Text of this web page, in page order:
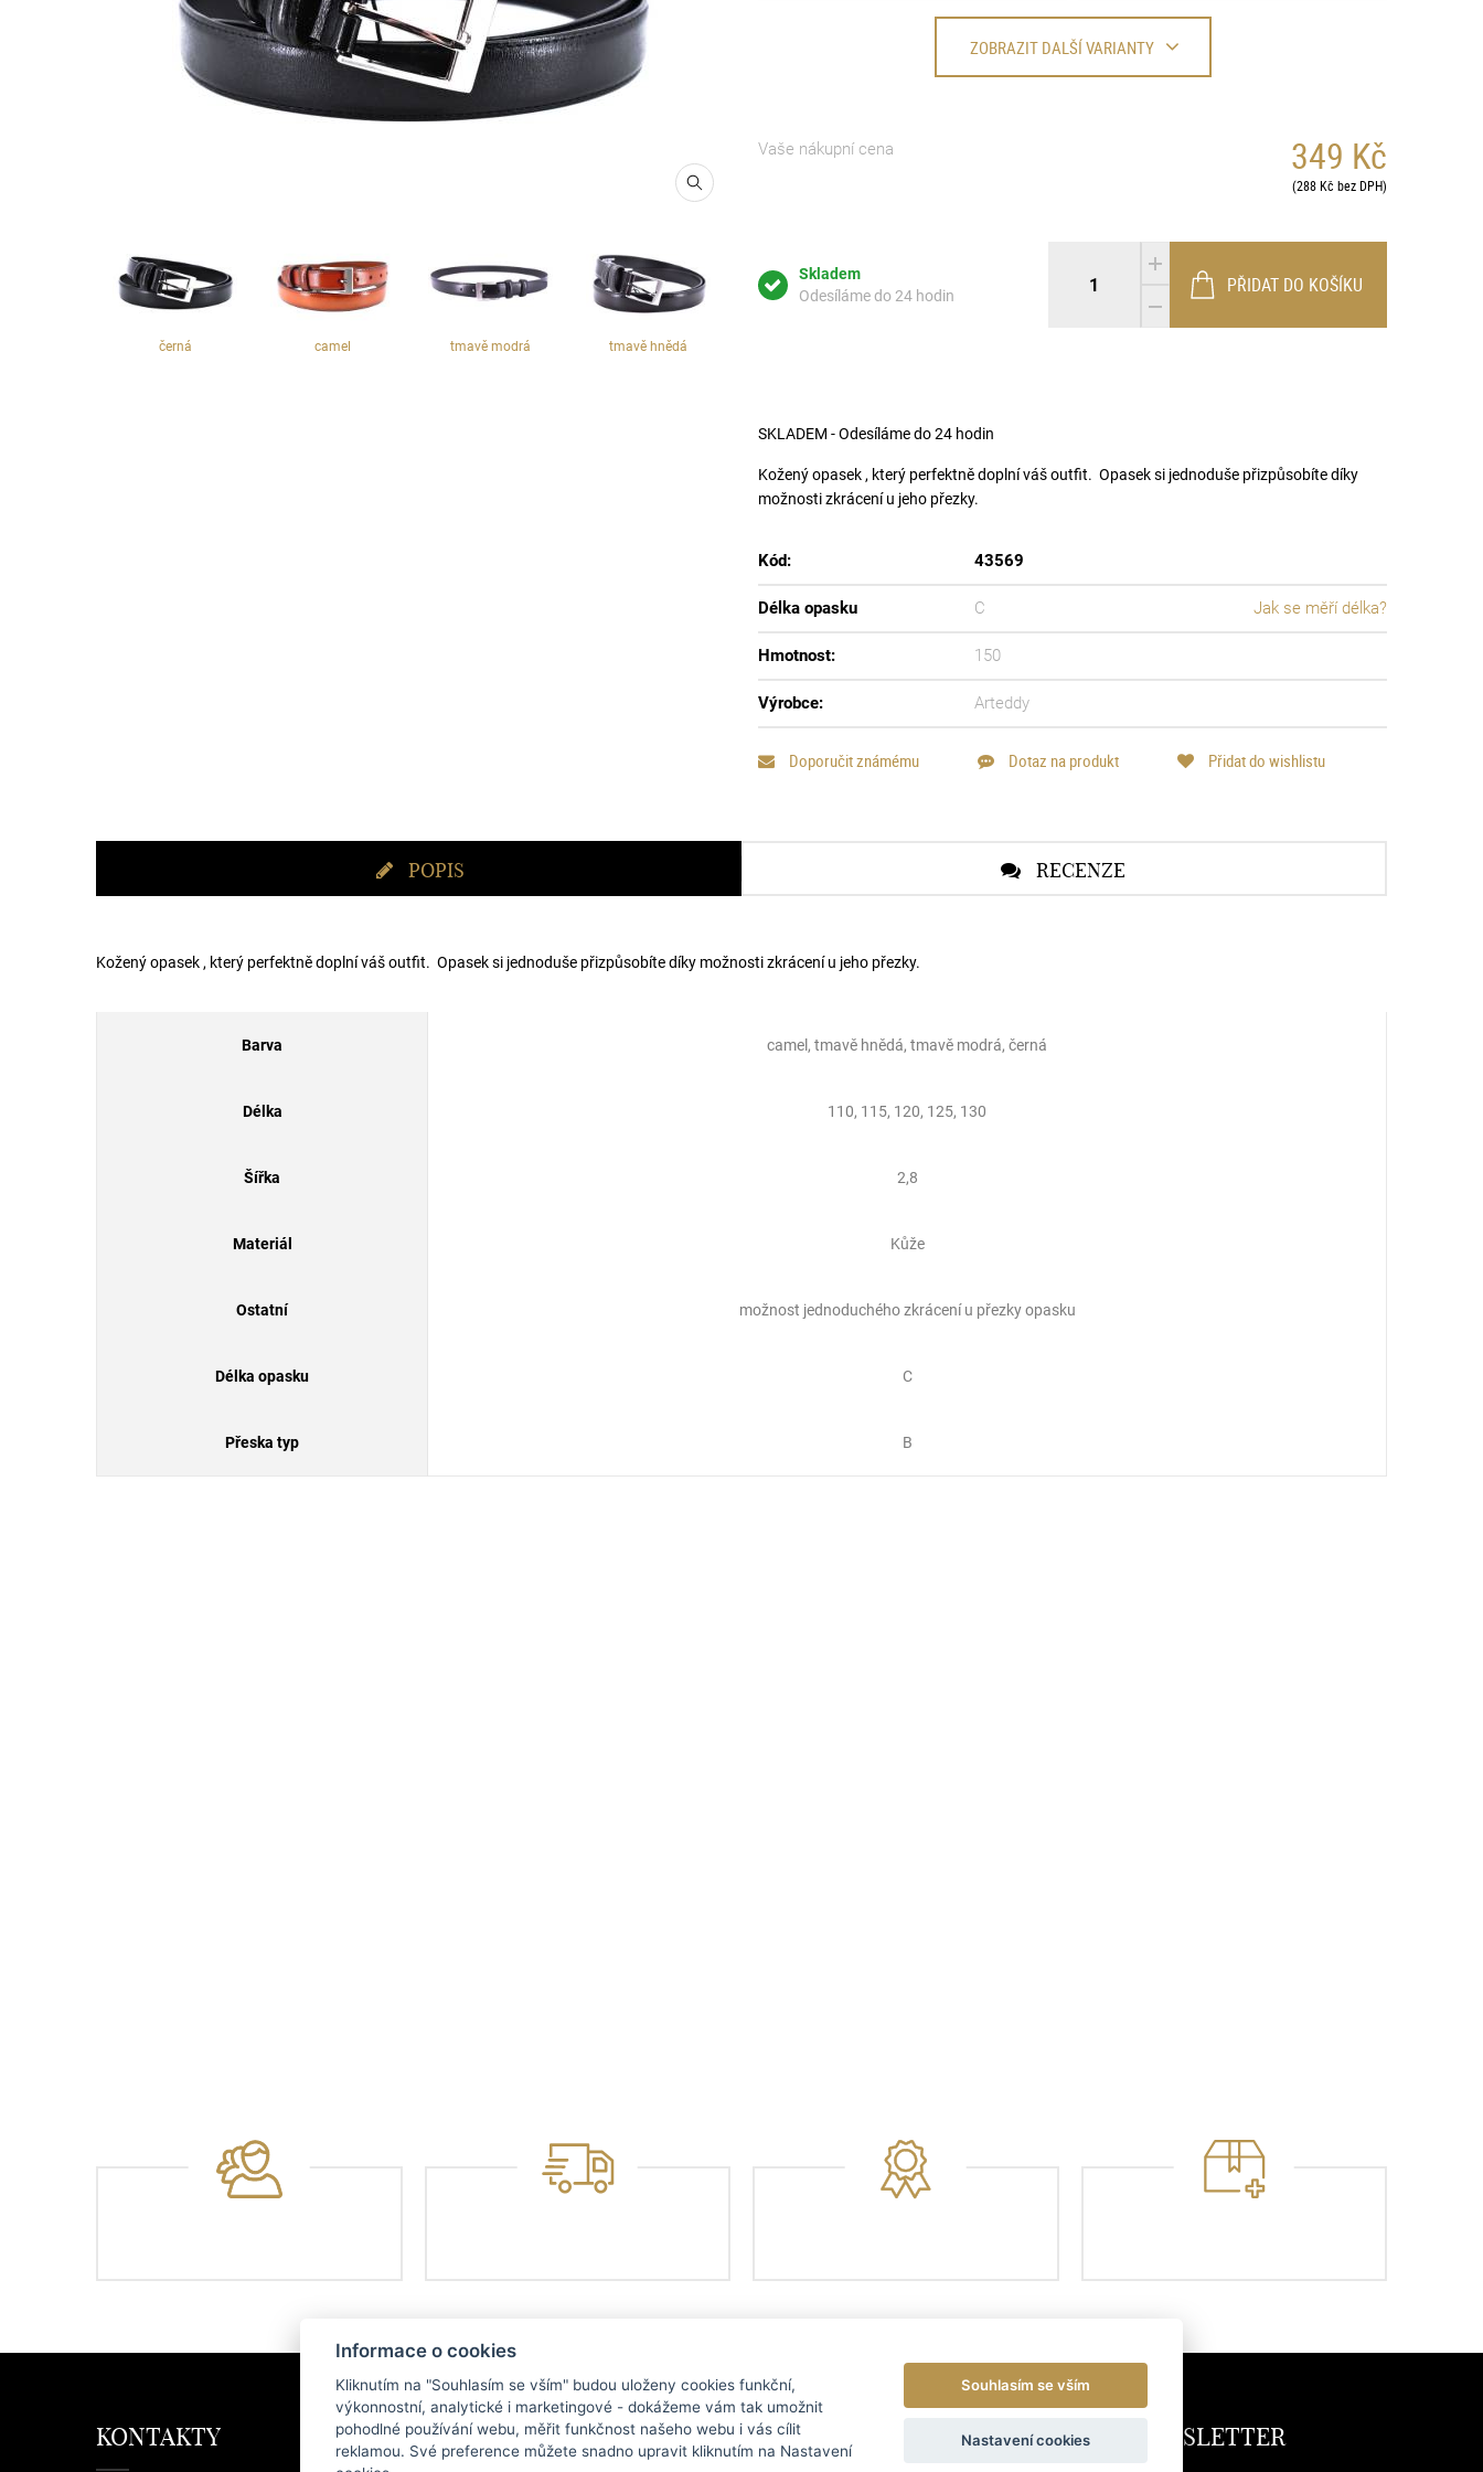
černá camel tmavě modrá tmavě hnědá
ZOBRAZIT DALŠÍ VARIANTY
Vaše nákupní cena 349 Kč
(288 Kč bez DPH)
Skladem
Odesíláme do 24 hodin
PŘIDAT DO KOŠÍKU
SKLADEM - Odesíláme do 24 hodin
Kožený opasek , který perfektně doplní váš outfit. Opasek si jednoduše přizpůsobíte díky
možnosti zkrácení u jeho přezky.
Kód: 43569
Délka opasku C Jak se měří délka?
Hmotnost: 150
Výrobce: Arteddy
Doporučit známému Dotaz na produkt Přidat do wishlistu
POPIS RECENZE
Kožený opasek , který perfektně doplní váš outfit. Opasek si jednoduše přizpůsobíte díky možnosti zkrácení u jeho přezky.
Barva camel, tmavě hnědá, tmavě modrá, černá
Délka 110, 115, 120, 125, 130
Šířka 2,8
Materiál Kůže
Ostatní možnost jednoduchého zkrácení u přezky opasku
Délka opasku C
Přeska typ B
KONTAKTY KATEGORIE MENU NEWSLETTER
Informace o cookies
Kliknutím na "Souhlasím se vším" budou uloženy cookies funkční,
výkonnostní, analytické i marketingové - dokážeme vám tak umožnit
pohodlné používání webu, měřit funkčnost našeho webu i vás cílit
reklamou. Své preference můžete snadno upravit kliknutím na Nastavení
Souhlasím se vším
Nastavení cookies